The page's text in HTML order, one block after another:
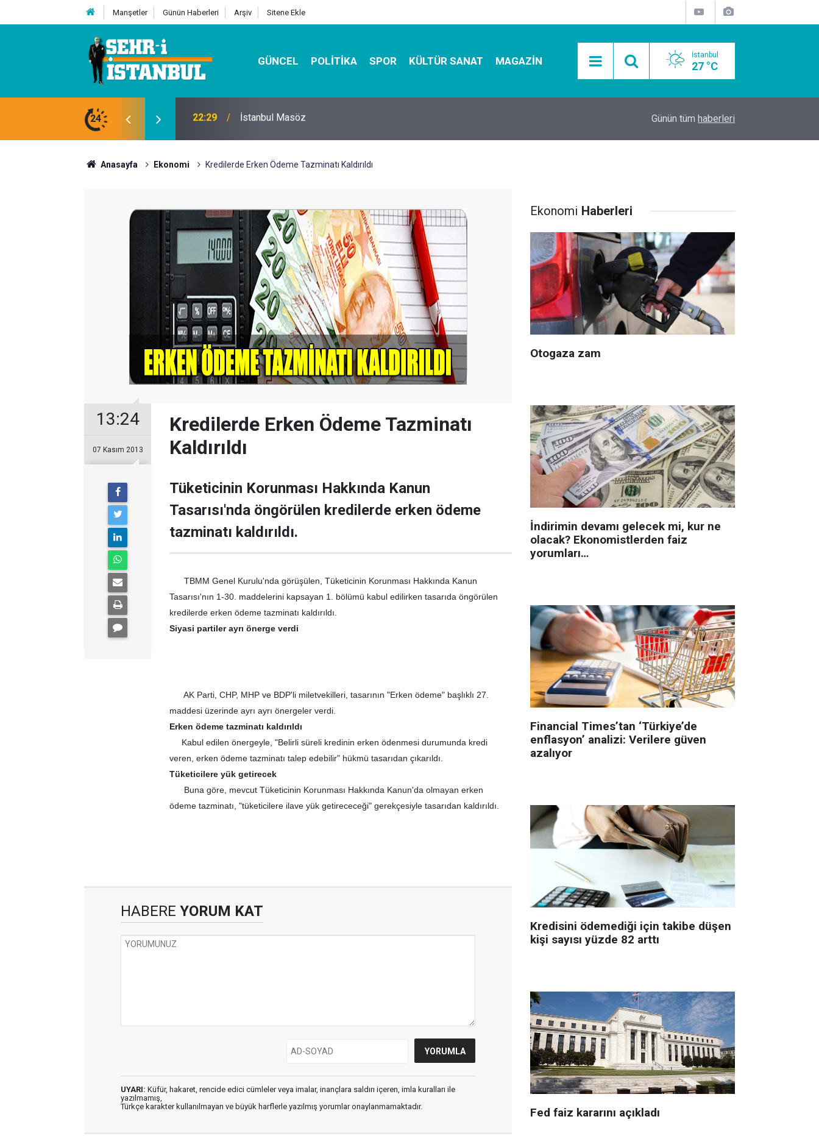
Manşetler Günün Haberleri Arşiv Sitene Ekle
GÜNCEL POLITIKA SPOR KÜLTÜR SANAT MAGAZIN İstanbul
27 °C
24 07:32 Kutu Sihirbazı ile Estetik, Dayanıklı ve Çevre Dostu Ambalaj Mobil Araçlarla Hayır Lokması Dağıtımının
Günün tüm haberleri
Anasayfa Ekonomi Kredilerde Erken Ödeme Tazminatı Kaldırıldı
13:24
07 Kasım 2013
Kredilerde Erken Ödeme Tazminatı
Kaldırıldı
Tüketicinin Korunması Hakkında Kanun
Tasarısı'nda öngörülen kredilerde erken ödeme
tazminatı kaldırıldı.
TBMM Genel Kurulu'nda görüşülen, Tüketicinin Korunması Hakkında Kanun
Tasarısı'nın 1-30. maddelerini kapsayan 1. bölümü kabul edilirken tasarıda öngörülen
kredilerde erken ödeme tazminatı kaldırıldı.
Siyasi partiler ayrı önerge verdi
AK Parti, CHP, MHP ve BDP'li miletvekilleri, tasarının "Erken ödeme" başlıklı 27.
maddesi üzerinde ayrı ayrı önergeler verdi.
Erken ödeme tazminatı kaldırıldı
Kabul edilen önergeyle, "Belirli süreli kredinin erken ödenmesi durumunda kredi
veren, erken ödeme tazminatı talep edebilir" hükmü tasarıdan çıkarıldı.
Tüketicilere yük getirecek
Buna göre, mevcut Tüketicinin Korunması Hakkında Kanun'da olmayan erken
ödeme tazminatı, "tüketicilere ilave yük getirececeği" gerekçesiyle tasarıdan kaldırıldı.
HABERE YORUM KAT
UYARI: Küfür, hakaret, rencide edici cümleler veya imalar, inançlara saldırı içeren, imla kuralları ile
yazılmamış,
Türkçe karakter kullanılmayan ve büyük harflerle yazılmış yorumlar onaylanmamaktadır.
Ekonomi Haberleri
Otogaza zam
İndirimin devamı gelecek mi, kur ne
olacak? Ekonomistlerden faiz
yorumları…
Financial Times’tan ‘Türkiye’de
enflasyon’ analizi: Verilere güven
azalıyor
Kredisini ödemediği için takibe düşen
kişi sayısı yüzde 82 arttı
Fed faiz kararını açıkladı